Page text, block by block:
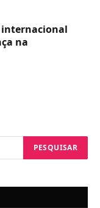
internacional
na